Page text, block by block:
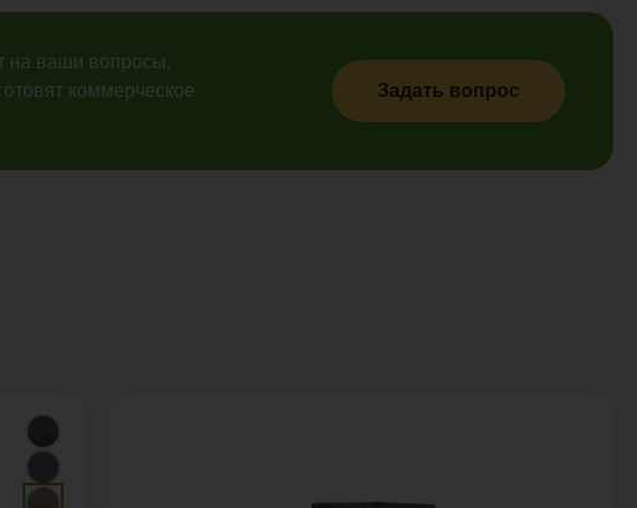
на ваши вопросы,
коммерческое
Задать вопрос